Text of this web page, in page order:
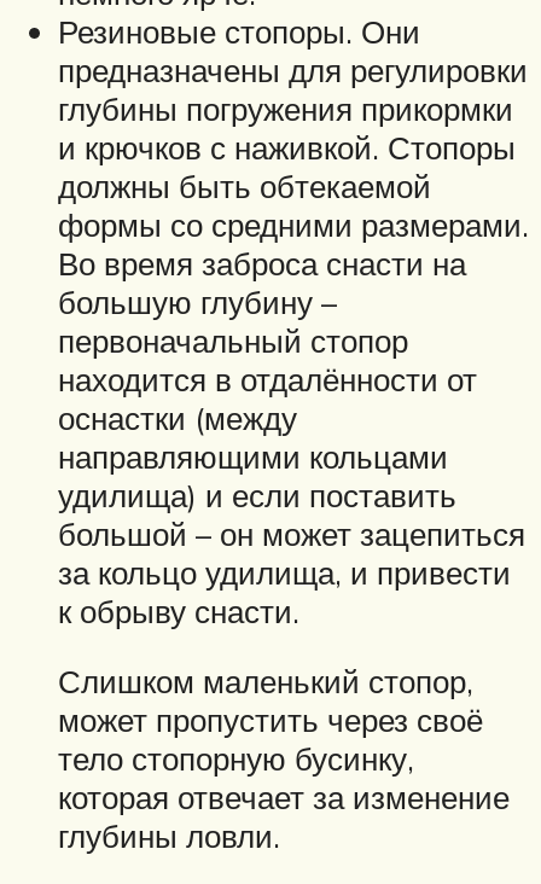
Резиновые стопоры. Они
предназначены для регулировки
глубины погружения прикормки
и крючков с наживкой. Стопоры
должны быть обтекаемой
формы со средними размерами.
Во время заброса снасти на
большую глубину –
первоначальный стопор
находится в отдалённости от
оснастки (между
направляющими кольцами
удилища) и если поставить
большой – он может зацепиться
за кольцо удилища, и привести
к обрыву снасти.
Слишком маленький стопор,
может пропустить через своё
тело стопорную бусинку,
которая отвечает за изменение
глубины ловли.